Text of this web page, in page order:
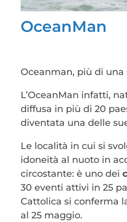
OceanMan
Oceanman, più di una
L’OceanMan infatti,
diffusa in più di 20
diventata una delle
Le località in cui si
idoneità al nuoto in
circostante: è uno dei
30 eventi attivi in 25
Cattolica si conferma
al 25 maggio.